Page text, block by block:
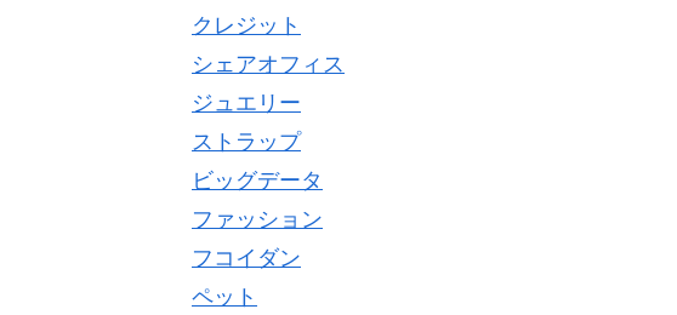
クレジット
シェアオフィス
ジュエリー
ストラップ
ビッグデータ
ファッション
フコイダン
ペット